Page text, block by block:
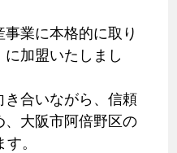
業に本格的に取り
加盟いたしまし
合いながら、信頼
大阪市阿倍野区の
。